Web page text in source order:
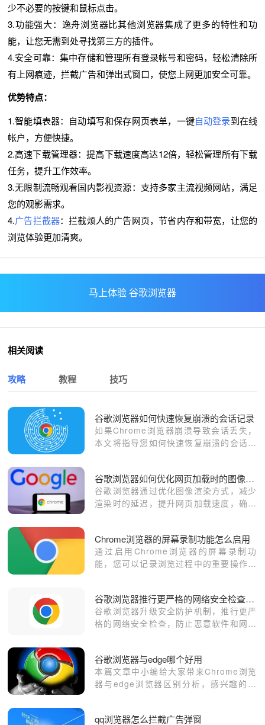
少不必要的按键和鼠标点击。
3.功能强大：逸舟浏览器比其他浏览器集成了更多的特性和功
能，让您无需到处寻找第三方的插件。
4.安全可靠：集中存储和管理所有登录帐号和密码，轻松清除所
有上网痕迹，拦截广告和弹出式窗口，使您上网更加安全可靠。
优势特点：
1.智能填表器：自动填写和保存网页表单，一键自动登录到在线
帐户，方便快捷。
2.高速下载管理器：提高下载速度高达12倍，轻松管理所有下载
任务，提升工作效率。
3.无限制流畅观看国内影视资源：支持多家主流视频网站，满足
您的观影需求。
4.广告拦截器：拦截烦人的广告网页，节省内存和带宽，让您的
浏览体验更加清爽。
马上体验 谷歌浏览器
相关阅读
攻略 教程 技巧
谷歌浏览器如何快速恢复崩溃的会话记录
如果Chrome浏览器崩溃导致会话丢失，
本文将指导您如何快速恢复崩溃的会话记
谷歌浏览器如何优化网页加载时的图像渲染
谷歌浏览器通过优化图像渲染方式，减少
渲染时的延迟，提升网页加载速度，确保
Chrome浏览器的屏幕录制功能怎么启用
通过启用Chrome浏览器的屏幕录制功
能，您可以记录浏览过程中的重要操作或
谷歌浏览器推行更严格的网络安全检查，保护用户数据安全
谷歌浏览器升级安全防护机制，推行更严
格的网络安全检查，防止恶意软件和网络
谷歌浏览器与edge哪个好用
本篇文章中小编给大家带来Chrome浏览
器与edge浏览器区别分析，感兴趣的朋
qq浏览器怎么拦截广告弹窗